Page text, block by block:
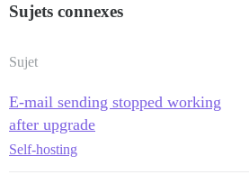
Sujets connexes
Sujet
E-mail sending stopped working
after upgrade
Self-hosting